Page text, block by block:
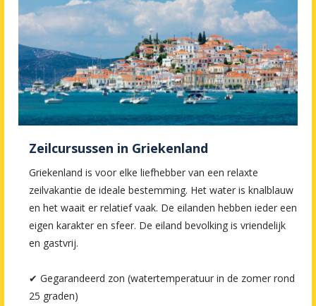
Zeilcursussen in Griekenland
Griekenland is voor elke liefhebber van een relaxte
zeilvakantie de ideale bestemming. Het water is knalblauw
en het waait er relatief vaak. De eilanden hebben ieder een
eigen karakter en sfeer. De eiland bevolking is vriendelijk
en gastvrij.
✔ Gegarandeerd zon (watertemperatuur in de zomer rond
25 graden)